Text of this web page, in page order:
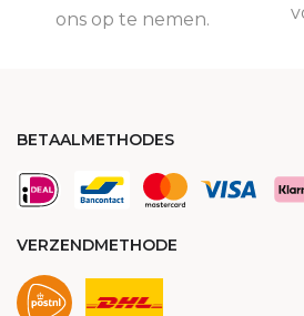
ons op te nemen.
BETAALMETHODES
VERZENDMETHODE